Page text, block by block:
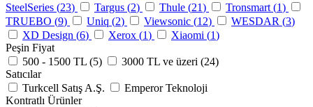
SteelSeries (23) Targus (2) Thule (21) Tronsmart (1)
TRUEBO (9) Uniq (2) Viewsonic (12) WESDAR (3)
XD Design (6) Xerox (1) Xiaomi (1)
Peşin Fiyat
500 - 1500 TL (5) 3000 TL ve üzeri (24)
Satıcılar
Turkcell Satış A.Ş.
Emperor Teknoloji
Kontratlı Ürünler